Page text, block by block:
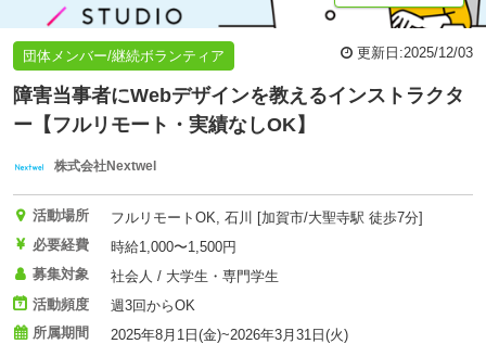
団体メンバー/継続ボランティア 更新日:2025/12/03
障害当事者にWebデザインを教えるインストラクタ
ー【フルリモート・実績なしOK】
株式会社Nextwel
活動場所
フルリモートOK, 石川 [加賀市/大聖寺駅 徒歩7分]
必要経費
時給1,000〜1,500円
募集対象
社会人 / 大学生・専門学生
活動頻度
週3回からOK
所属期間
2025年8月1日(金)~2026年3月31日(火)